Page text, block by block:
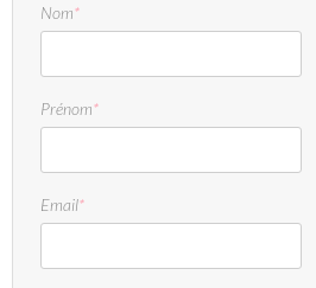
Nom*
Prénom*
Email*